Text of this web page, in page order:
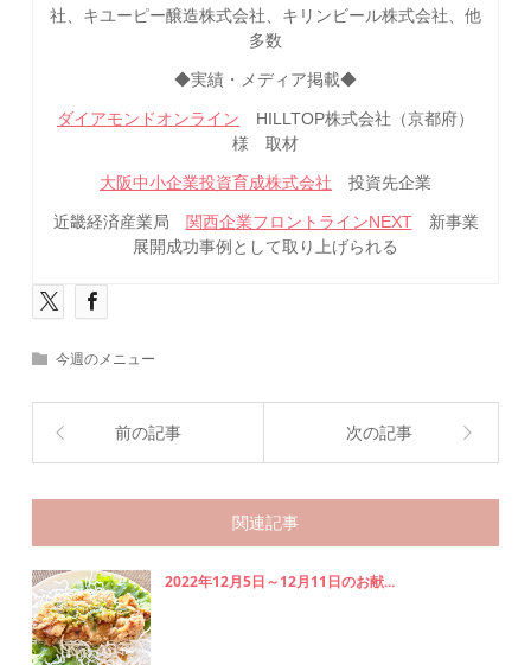
社、キユーピー醸造株式会社、キリンビール株式会社、他
多数
◆実績・メディア掲載◆
ダイアモンドオンライン HILLTOP株式会社（京都府）
様 取材
大阪中小企業投資育成株式会社 投資先企業
近畿経済産業局 関西企業フロントラインNEXT新事業
展開成功事例として取り上げられる
今週のメニュー
前の記事 次の記事
関連記事
2022年12月5日～12月11日のお献...